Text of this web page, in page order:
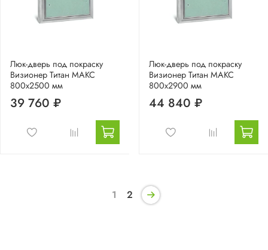
Люк-дверь под покраску
Визионер Титан МАКС
800х2500 мм
39 760 ₽
Люк-дверь под покраску
Визионер Титан МАКС
800х2900 мм
44 840 ₽
1 2